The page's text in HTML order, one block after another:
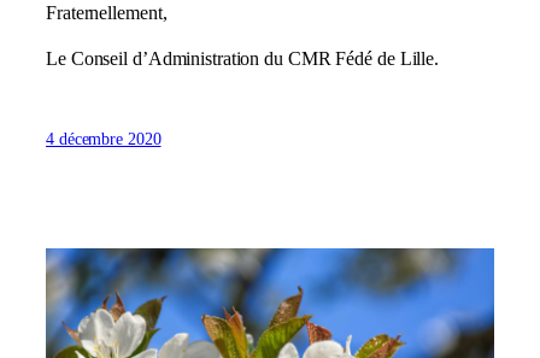
Fraternellement,
Le Conseil d’Administration du CMR Fédé de Lille.
4 décembre 2020